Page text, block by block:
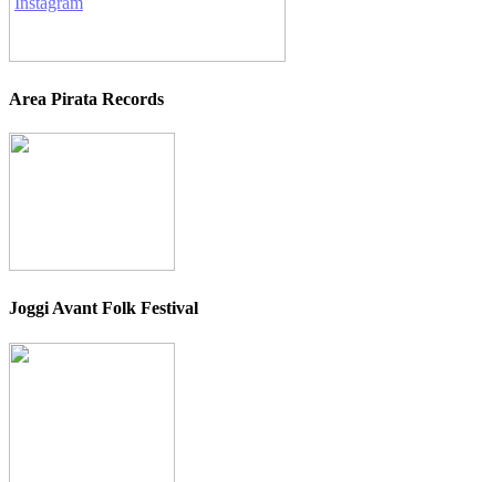
Area Pirata Records
Joggi Avant Folk Festival